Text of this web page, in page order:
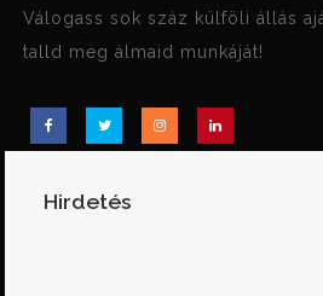
Válogass sok száz külföli állás
talld meg álmaid munkáját!
Hirdetés